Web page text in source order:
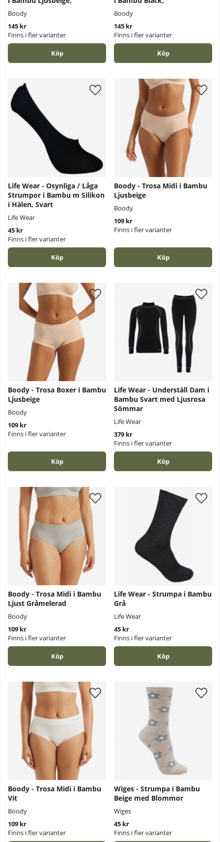
Boody
145 kr
Finns i fler varianter
Köp
Boody
145 kr
Finns i fler varianter
Köp
Life Wear - Osynliga / Låga
Strumpor i Bambu m Silikon
i Hälen, Svart
Life Wear
45 kr
Finns i fler varianter
Köp
Boody - Trosa Midi i Bambu
Ljusbeige
Boody
109 kr
Finns i fler varianter
Köp
Boody - Trosa Boxer i Bambu
Ljusbeige
Boody
109 kr
Finns i fler varianter
Köp
Life Wear - Underställ Dam i
Bambu Svart med Ljusrosa
Sömmar
Life Wear
379 kr
Finns i fler varianter
Köp
Boody - Trosa Midi i Bambu
Ljust Gråmelerad
Boody
109 kr
Finns i fler varianter
Köp
Life Wear - Strumpa i Bambu
Grå
Life Wear
45 kr
Finns i fler varianter
Köp
Boody - Trosa Midi i Bambu
Vit
Boody
109 kr
Finns i fler varianter
Wiges - Strumpa i Bambu
Beige med Blommor
Wiges
45 kr
Finns i fler varianter